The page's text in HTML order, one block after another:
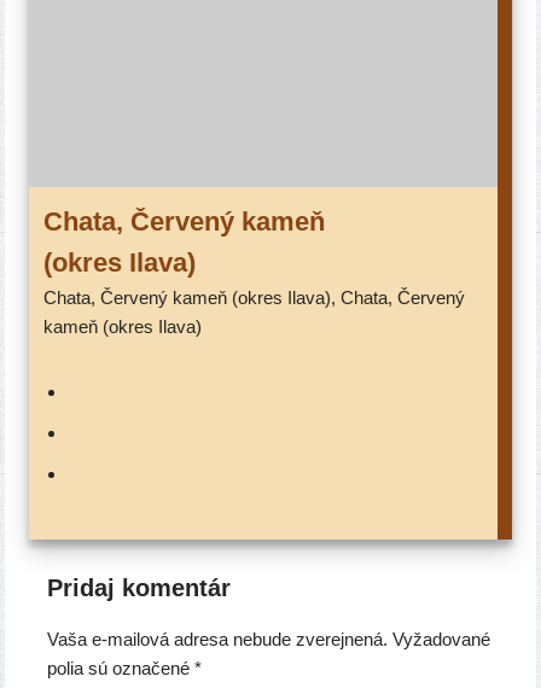
Chata, Červený kameň
(okres Ilava)
Chata, Červený kameň (okres Ilava), Chata, Červený
kameň (okres Ilava)
Pridaj komentár
Vaša e-mailová adresa nebude zverejnená. Vyžadované
polia sú označené*